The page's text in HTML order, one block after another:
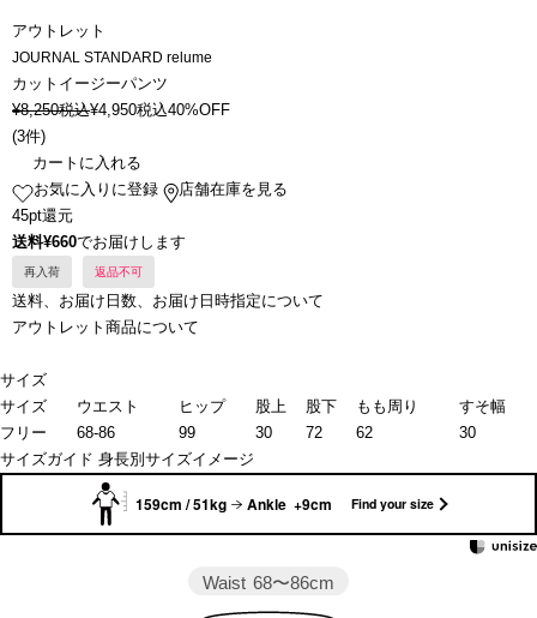
アウトレット
JOURNAL STANDARD relume
カットイージーパンツ
¥8,250税込¥4,950税込40%OFF
(3件)
カートに入れる
お気に入りに登録
店舗在庫を見る
45pt還元
送料¥660でお届けします
再入荷 返品不可
送料、お届け日数、お届け日時指定について
アウトレット商品について
サイズ
サイズ
ウエスト ヒップ 股上 股下 もも周り
すそ幅
フリー
68-86 99 30 72 62
30
サイズガイド 身長別サイズイメージ
159cm / 51kg Ankle +9cm Find your size
Waist 68〜86cm